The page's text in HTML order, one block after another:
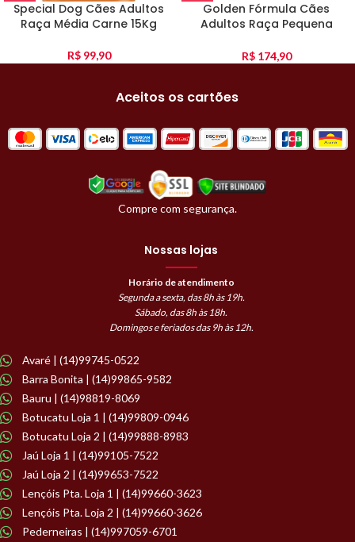
Special Dog Cães Adultos
Raça Média Carne 15Kg
R$99,90
Golden Fórmula Cães
Adultos Raça Pequena
R$174,90
Aceitos os cartões
Compre com segurança.
Nossas lojas
Horário de atendimento
Segunda a sexta, das 8h às 19h.
Sábado, das 8h às 18h.
Domingos e feriados das 9h às 12h.
Avaré | (14)99745-0522
Barra Bonita | (14)99865-9582
Bauru | (14)98819-8069
Botucatu Loja 1 | (14)99809-0946
Botucatu Loja 2 | (14)99888-8983
Jaú Loja 1 | (14)99105-7522
Jaú Loja 2 | (14)99653-7522
Lençóis Pta. Loja 1 | (14)99660-3623
Lençóis Pta. Loja 2 | (14)99660-3626
Pederneiras | (14)997059-6701